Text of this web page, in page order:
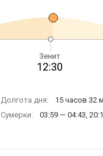
Зенит
12:30
Долгота дня:
15 часов 32
Сумерки:
03:59 — 04:43,